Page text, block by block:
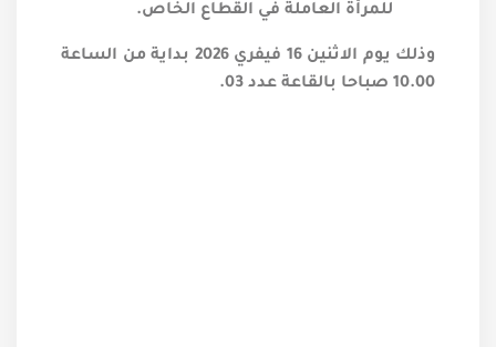
للمرأة العاملة في القطاع الخاص.
وذلك يوم الاثنين 16 فيفري 2026 بداية من الساعة
10.00 صباحا بالقاعة عدد 03.